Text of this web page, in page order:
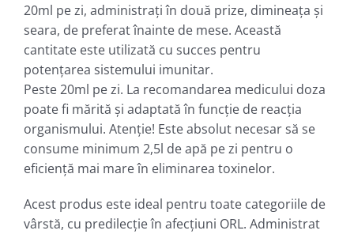
20ml pe zi, administraţi în două prize, dimineaţa şi
seara, de preferat înainte de mese. Această
cantitate este utilizată cu succes pentru
potenţarea sistemului imunitar.
Peste 20ml pe zi. La recomandarea medicului doza
poate fi mărită şi adaptată în funcţie de reacţia
organismului. Atenţie! Este absolut necesar să se
consume minimum 2,5l de apă pe zi pentru o
eficienţă mai mare în eliminarea toxinelor.
Acest produs este ideal pentru toate categoriile de
vârstă, cu predilecţie în afecţiuni ORL. Administrat